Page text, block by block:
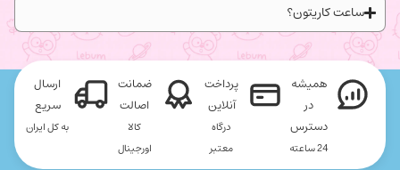
ساعت کاریتون؟
همیشه
در
دسترس
24 ساعته
پرداخت
آنلاین
درگاه
معتبر
ضمانت
اصالت
کالا
اورجینال
ارسال
سریع
به کل ایران